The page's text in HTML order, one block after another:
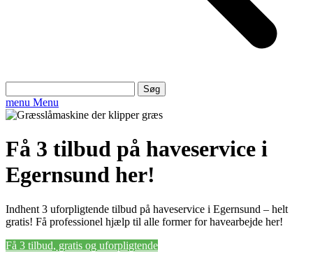
efter:
menu Menu
Få 3 tilbud på haveservice i
Egernsund her!
Indhent 3 uforpligtende tilbud på haveservice i Egernsund – helt
gratis! Få professionel hjælp til alle former for havearbejde her!
Få 3 tilbud, gratis og uforpligtende